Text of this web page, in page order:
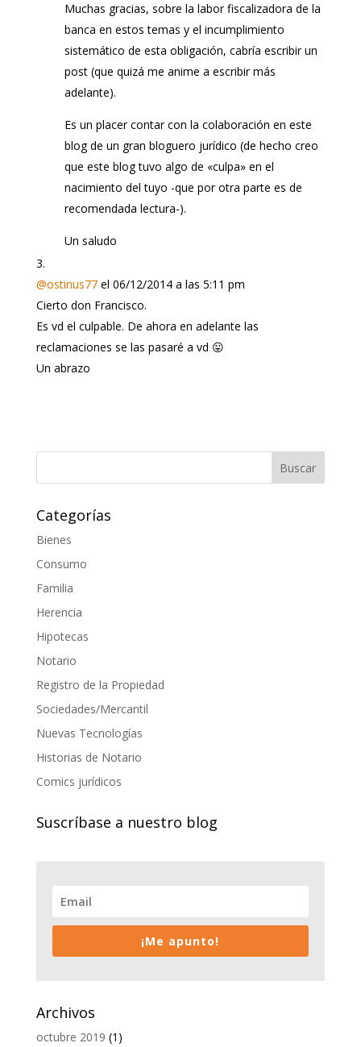
Muchas gracias, sobre la labor fiscalizadora de la
banca en estos temas y el incumplimiento
sistemático de esta obligación, cabría escribir un
post (que quizá me anime a escribir más
adelante).
Es un placer contar con la colaboración en este
blog de un gran bloguero jurídico (de hecho creo
que este blog tuvo algo de «culpa» en el
nacimiento del tuyo -que por otra parte es de
recomendada lectura-).
Un saludo
@ostinus77 el 06/12/2014 a las 5:11 pm
Cierto don Francisco.
Es vd el culpable. De ahora en adelante las
reclamaciones se las pasaré a vd 😛
Un abrazo
Categorías
Bienes
Consumo
Familia
Herencia
Hipotecas
Notario
Registro de la Propiedad
Sociedades/Mercantil
Nuevas Tecnologías
Historias de Notario
Comics jurídicos
Suscríbase a nuestro blog
¡Me apunto!
Archivos
octubre 2019 (1)